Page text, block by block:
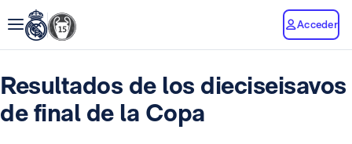
Acceder
Resultados de los dieciseisavos
de final de la Copa